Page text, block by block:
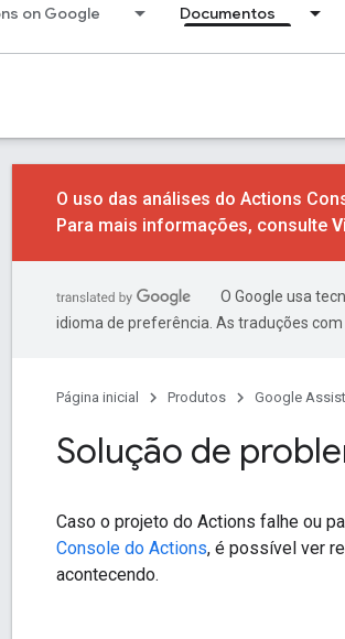
on Google Documentos
O uso das análises do Actions
Para mais informações, consulte
O Google usa
idioma de preferência. As traduções com
Página inicial Produtos Google
Solução de
Caso o projeto do Actions falhe ou
Console do Actions, é possível ver
acontecendo.